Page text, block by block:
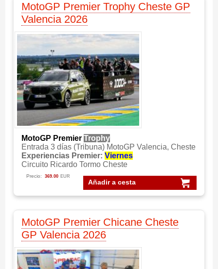
MotoGP Premier Trophy Cheste GP
Valencia 2026
MotoGP Premier Trophy
Entrada 3 días (Tribuna) MotoGP Valencia, Cheste
Experiencias Premier: Viernes
Circuito Ricardo Tormo Cheste
Añadir a cesta
Precio: 369.00 EUR
MotoGP Premier Chicane Cheste
GP Valencia 2026